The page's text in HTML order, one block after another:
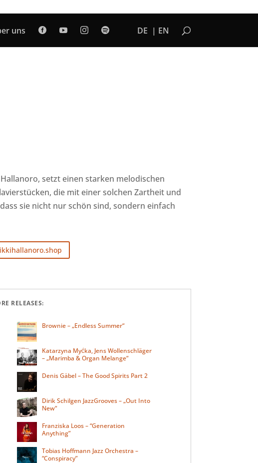
uns     DE EN
setzt einen starken melodischen
die mit einer solchen Zartheit und
sie nicht nur schön sind, sondern einfach
RELEASES:
Brownie – „Endless Summer“
Katarzyna Myćka, Jens Wollenschläger
– „Marimba & Organ Melange“
Denis Gäbel – The Good Spirits Part 2
Dirik Schilgen JazzGrooves – „Out Into
New“
Franziska Loos – “Generation
Anything”
Tobias Hoffmann Jazz Orchestra –
“Conspiracy”